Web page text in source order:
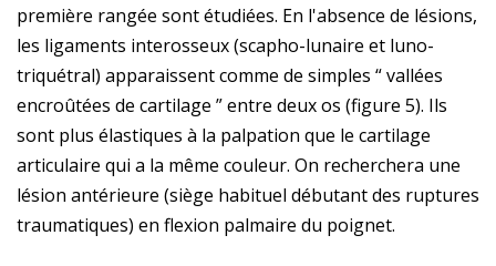
première rangée sont étudiées. En l'absence de lésions,
les ligaments interosseux (scapho-lunaire et luno-
triquétral) apparaissent comme de simples “ vallées
encroûtées de cartilage ” entre deux os (figure 5). Ils
sont plus élastiques à la palpation que le cartilage
articulaire qui a la même couleur. On recherchera une
lésion antérieure (siège habituel débutant des ruptures
traumatiques) en flexion palmaire du poignet.